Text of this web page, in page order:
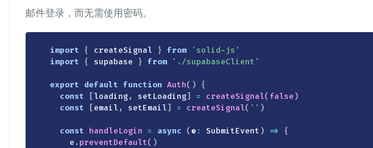
邮件登录，而无需使用密码。
import { createSignal } from
'solid-js'
import { supabase } from './supabaseClient'
export default function Auth( ) {
const
[loading, setLoading] = createSignal( false)
const
[email , setEmail] = createSignal( '' )
const handleLogin = async (e : SubmitEvent) =>
{
    e
. preventDefault( )